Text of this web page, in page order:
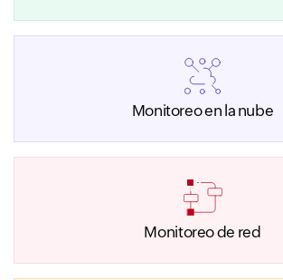
Monitoreo en la nube
Monitoreo de red